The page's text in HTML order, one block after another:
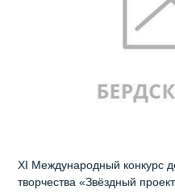
XI Международный конкурс
творчества «Звёздный